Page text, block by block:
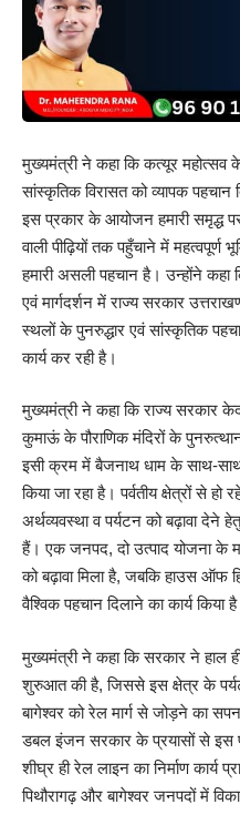
मुख्यमंत्री ने कहा कि कत्यूर महोत्सव
सांस्कृतिक विरासत को व्यापक पहचान
इस प्रकार के आयोजन हमारी समृद्ध
वाली पीढ़ियों तक पहुँचाने में महत्वपूर्ण
हमारी असली पहचान है। उन्होंने कहा
एवं मार्गदर्शन में राज्य सरकार
स्थलों के पुनरुद्धार एवं सांस्कृतिक
कार्य कर रही है।
मुख्यमंत्री ने कहा कि राज्य सरकार
कुमाऊं के पौराणिक मंदिरों के
इसी क्रम में बैजनाथ धाम के साथ-साथ
किया जा रहा है। पर्वतीय क्षेत्रों से
अर्थव्यवस्था व पर्यटन को बढ़ावा देने
हैं। एक जनपद, दो उत्पाद योजना के
को बढ़ावा मिला है, जबकि हाउस ऑफ
वैश्विक पहचान दिलाने का कार्य किया
मुख्यमंत्री ने कहा कि सरकार ने हाल
शुरुआत की है, जिससे इस क्षेत्र के
बागेश्वर को रेल मार्ग से जोड़ने का
डबल इंजन सरकार के प्रयासों से इस
शीघ्र ही रेल लाइन का निर्माण कार्य
पिथौरागढ़ और बागेश्वर जनपदों में